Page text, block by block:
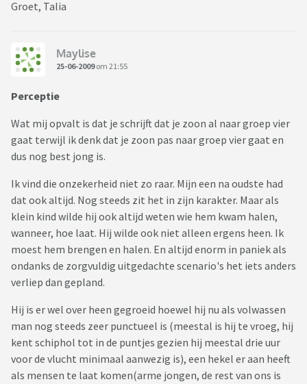
Groet, Talia
Maylise
25-06-2009om 21:55
Perceptie
Wat mij opvalt is dat je schrijft dat je zoon al naar groep vier
gaat terwijl ik denk dat je zoon pas naar groep vier gaat en
dus nog best jong is.
Ik vind die onzekerheid niet zo raar. Mijn een na oudste had
dat ook altijd. Nog steeds zit het in zijn karakter. Maar als
klein kind wilde hij ook altijd weten wie hem kwam halen,
wanneer, hoe laat. Hij wilde ook niet alleen ergens heen. Ik
moest hem brengen en halen. En altijd enorm in paniek als
ondanks de zorgvuldig uitgedachte scenario's het iets anders
verliep dan gepland.
Hij is er wel over heen gegroeid hoewel hij nu als volwassen
man nog steeds zeer punctueel is (meestal is hij te vroeg, hij
kent schiphol tot in de puntjes gezien hij meestal drie uur
voor de vlucht minimaal aanwezig is), een hekel er aan heeft
als mensen te laat komen(arme jongen, de rest van ons is